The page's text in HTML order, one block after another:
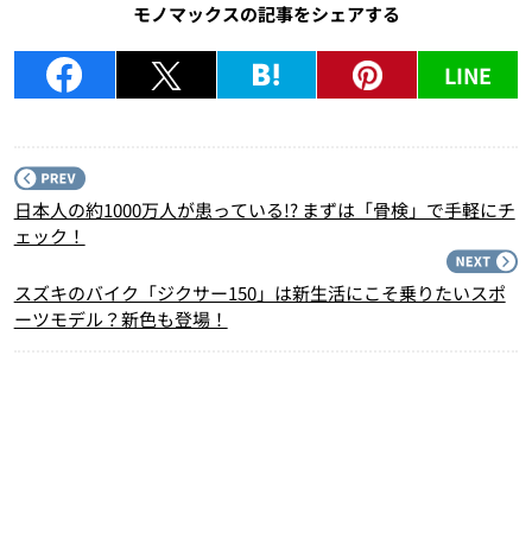
モノマックスの記事をシェアする
LINE
日本人の約1000万人が患っている!? まずは「骨検」で手軽にチ
ェック！
スズキのバイク「ジクサー150」は新生活にこそ乗りたいスポ
ーツモデル？新色も登場！